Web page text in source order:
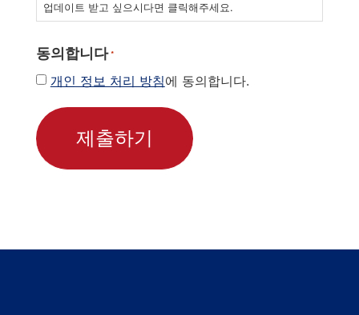
업데이트 받고 싶으시다면 클릭해주세요.
동의합니다 *
개인 정보 처리 방침에 동의합니다.